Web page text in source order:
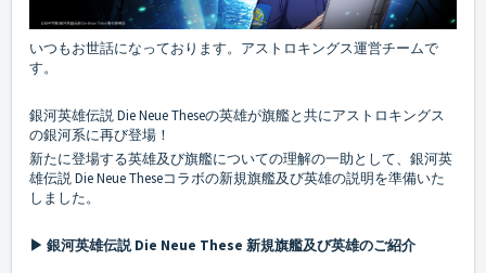
いつもお世話になっております。アストロキングス運営チームで
す。
銀河英雄伝説 Die Neue Theseの英雄が旗艦と共にアストロキングス
の銀河系に再び登場！
新たに登場する英雄及び旗艦についての理解の一助として、銀河英
雄伝説 Die Neue Theseコラボの新規旗艦及び英雄の説明を準備いた
しました。
▶ 銀河英雄伝説 Die Neue These 新規旗艦及び英雄のご紹介